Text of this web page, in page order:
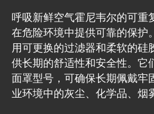
呼吸新鲜空气霍尼韦尔的可重
在危险环境中提供可靠的保护
用可更换的过滤器和柔软的硅
供长期的舒适性和安全性。它
面罩型号，可确保长期佩戴牢
业环境中的灰尘、化学品、烟